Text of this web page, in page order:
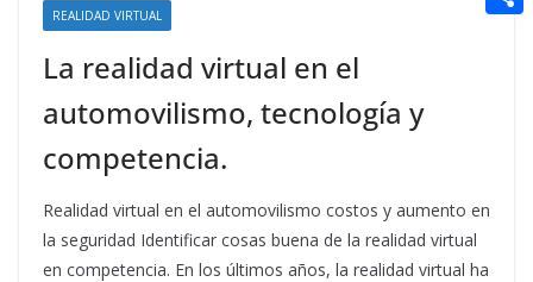
REALIDAD VIRTUAL
La realidad virtual en el
automovilismo, tecnología y
competencia.
Realidad virtual en el automovilismo costos y aumento en
la seguridad Identificar cosas buena de la realidad virtual
en competencia. En los últimos años, la realidad virtual ha
n
a
r
t